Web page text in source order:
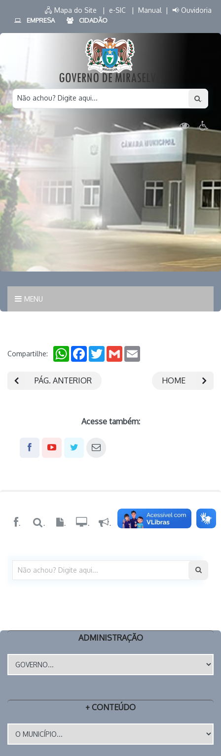
🖧 Mapa do Site | e-SIC | Manual | 📢 Ouvidoria
EMPRESA CIDADÃO
Não achou? Digite aqui...
MENU
Compartilhe: WhatsAppFacebookTwitterGmail
PÁG. ANTERIOR HOME
Acesse também:
. . . .
ADMINISTRAÇÃO
+ CONTEÚDO